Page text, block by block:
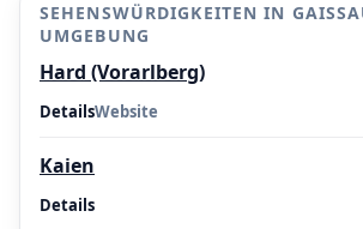
SEHENSWÜRDIGKEITEN IN
MGEBUNG
Hard (Vorarlberg)
DetailsWebsite
Kaien
Details